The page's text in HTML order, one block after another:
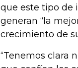
que este tipo de
generan “la
crecimiento de
“Tenemos clara